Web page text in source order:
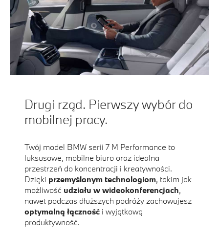
Drugi rząd. Pierwszy wybór do
mobilnej pracy.
Twój model BMW serii 7 M Performance to
luksusowe, mobilne biuro oraz idealna
przestrzeń do koncentracji i kreatywności.
Dzięki przemyślanym technologiom, takim jak
możliwość udziału w wideokonferencjach,
nawet podczas dłuższych podróży zachowujesz
optymalną łączność i wyjątkową
produktywność.